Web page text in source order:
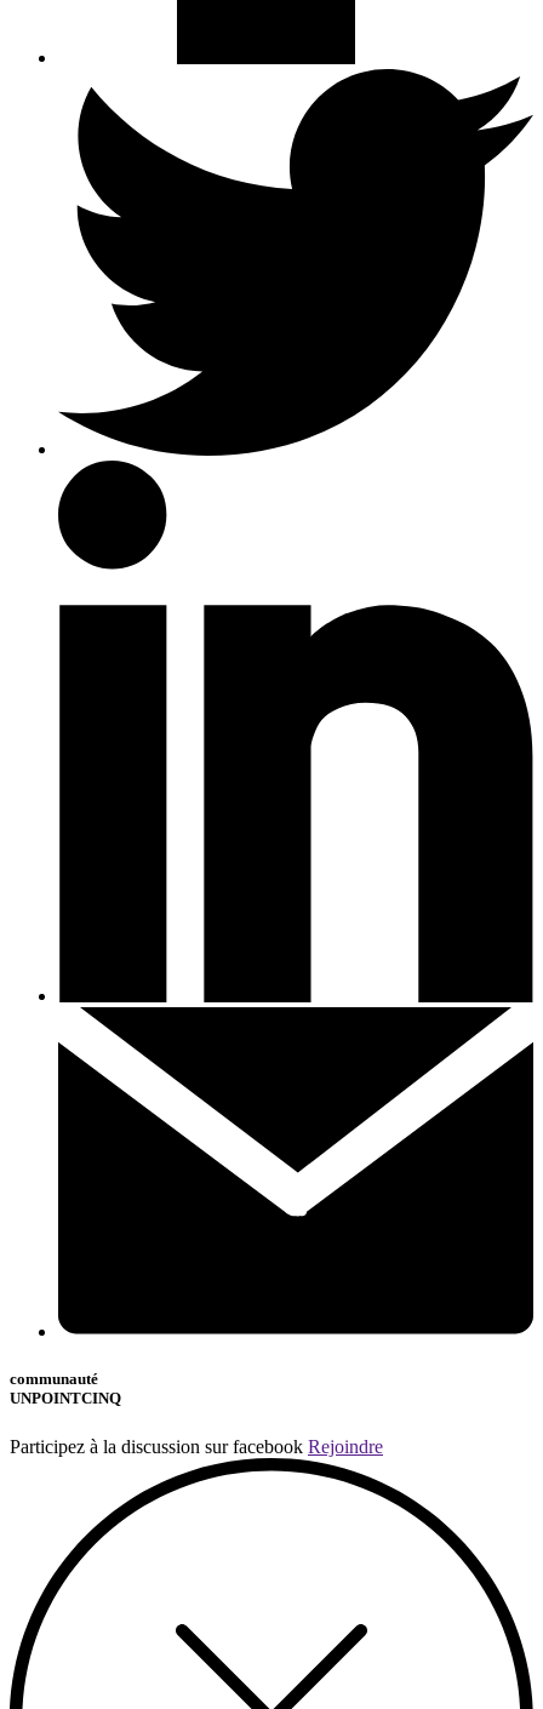
communauté
UNPOINTCINQ
Participez à la discussion sur facebook Rejoindre